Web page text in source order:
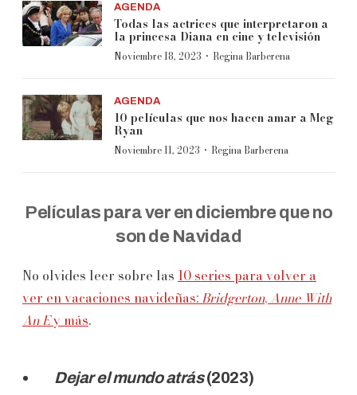
AGENDA
Todas las actrices que interpretaron a
la princesa Diana en cine y televisión
Noviembre 18, 2023 · Regina Barberena
AGENDA
10 películas que nos hacen amar a Meg
Ryan
Noviembre 11, 2023 · Regina Barberena
Películas para ver en diciembre que no
son de Navidad
No olvides leer sobre las 10 series para volver a
ver en vacaciones navideñas:Bridgerton,Anne With
An Ey más.
Dejar el mundo atrás(2023)